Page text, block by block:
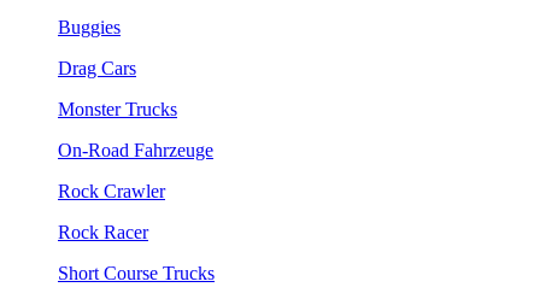
Buggies
Drag Cars
Monster Trucks
On-Road Fahrzeuge
Rock Crawler
Rock Racer
Short Course Trucks